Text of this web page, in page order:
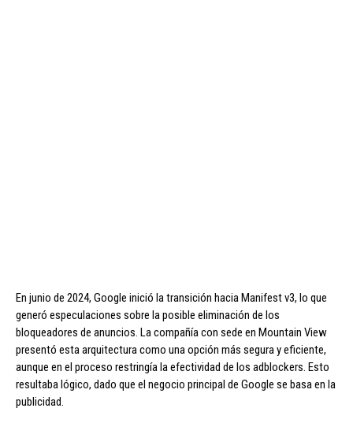
En junio de 2024, Google inició la transición hacia Manifest v3, lo que
generó especulaciones sobre la posible eliminación de los
bloqueadores de anuncios. La compañía con sede en Mountain View
presentó esta arquitectura como una opción más segura y eficiente,
aunque en el proceso restringía la efectividad de los adblockers. Esto
resultaba lógico, dado que el negocio principal de Google se basa en la
publicidad.